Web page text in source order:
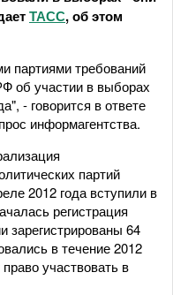
ТАСС, об этом
партиями требований
об участии в выборах
- говорится в ответе
информагентства.
партий
2012 года вступили в
регистрация
зарегистрированы 64
в течение 2012
участвовать в